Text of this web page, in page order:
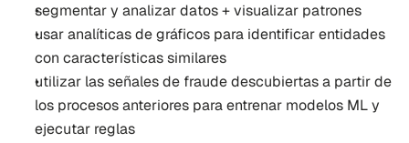
segmentar y analizar datos + visualizar patrones
usar analíticas de gráficos para identificar entidades
con características similares
utilizar las señales de fraude descubiertas a partir de
los procesos anteriores para entrenar modelos ML y
ejecutar reglas